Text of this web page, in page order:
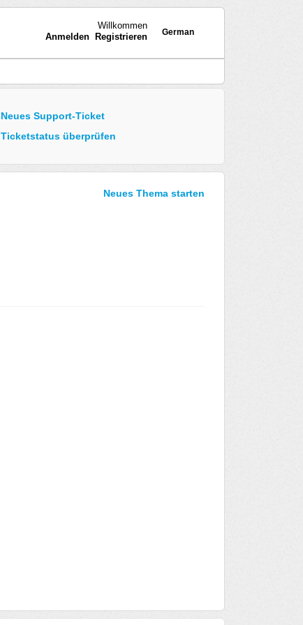
German
Willkommen
Anmelden Registrieren
Neues Support-Ticket
Ticketstatus überprüfen
Neues Thema starten